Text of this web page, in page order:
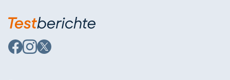
Auf
Facebook
Auf
Instagram
Auf
X